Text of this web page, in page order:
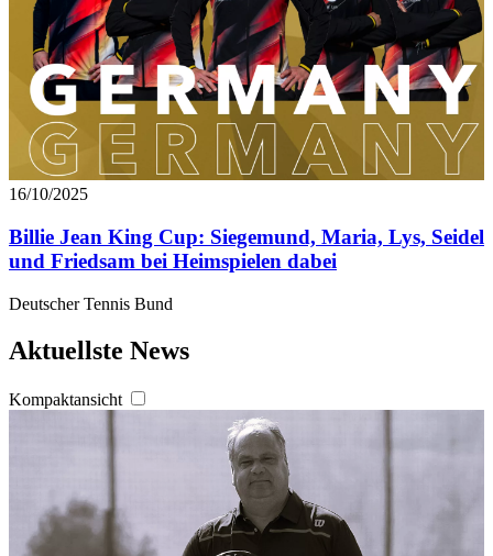
16/10/2025
Billie Jean King Cup: Siegemund, Maria, Lys, Seidel
und Friedsam bei Heimspielen dabei
Deutscher Tennis Bund
Aktuellste News
Kompaktansicht